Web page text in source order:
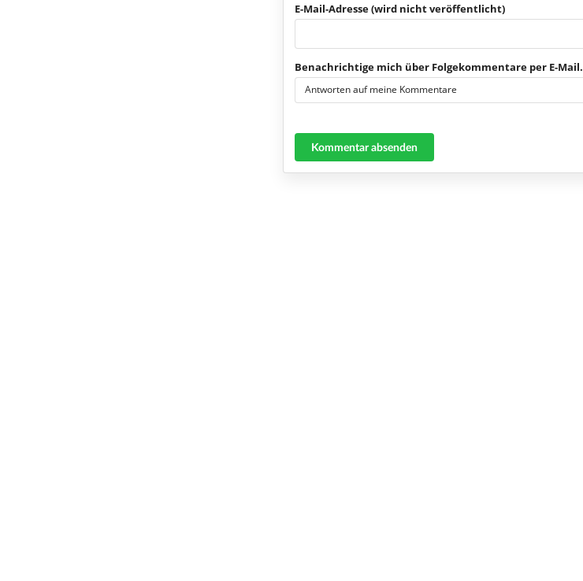
E-Mail-Adresse (wird nicht veröffentlicht)
Benachrichtige mich über Folgekommentare per E-Mail.
Antworten auf meine Kommentare
Kommentar absenden